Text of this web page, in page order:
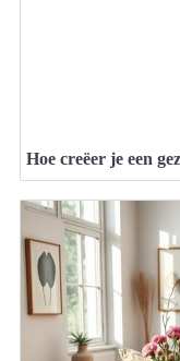
Hoe creëer je een